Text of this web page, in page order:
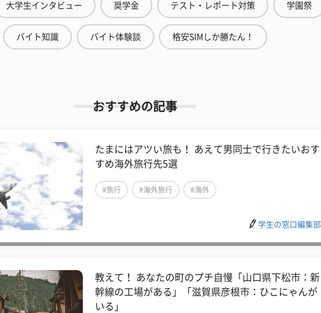
大学生インタビュー 奨学金 テスト・レポート対策 学園祭
バイト知識 バイト体験談 格安SIMしか勝たん！
おすすめの記事
たまにはアツい旅も！ あえて男同士で行きたいおす
すめ海外旅行先5選
#旅行 #海外旅行 #海外
学生の窓口編集部
教えて！ あなたの町のプチ自慢「山口県下松市：新
幹線の工場がある」「滋賀県彦根市：ひこにゃんが
いる」